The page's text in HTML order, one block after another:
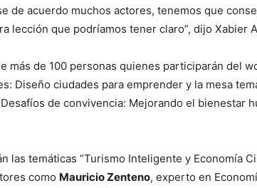
de acuerdo muchos actores, tenemos que
lección que podríamos tener claro”, dijo Xabier
más de 100 personas quienes participarán del
Diseño ciudades para emprender y la mesa
de convivencia: Mejorando el bienestar
las temáticas “Turismo Inteligente y Economía
como Mauricio Zenteno, experto en